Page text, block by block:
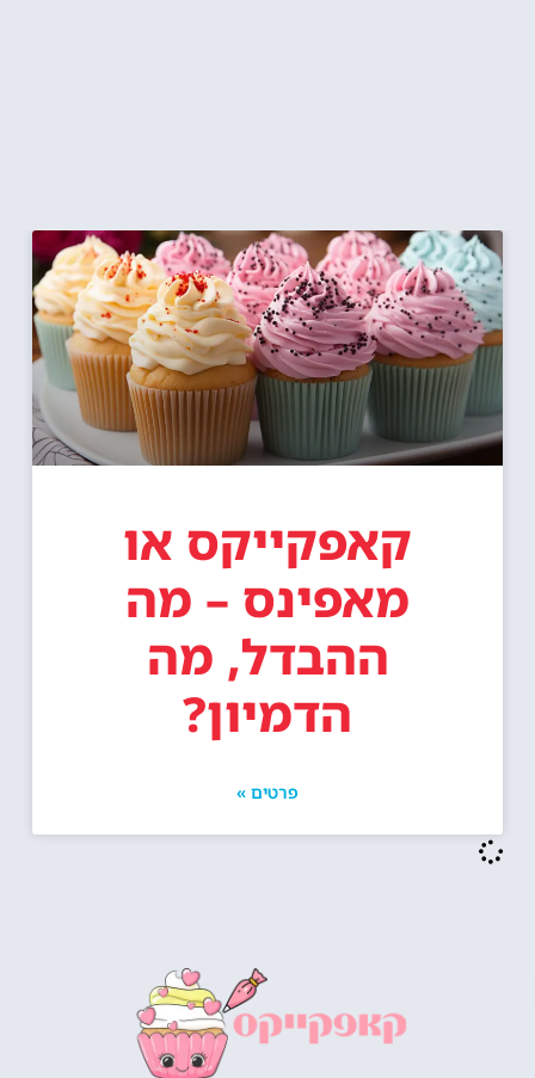
קאפקייקס או
מאפינס – מה
ההבדל, מה
הדמיון?
פרטים »